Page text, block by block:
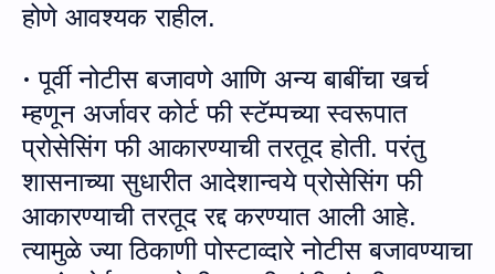
होणे आवश्‍यक राहील.
· पूर्वी नोटीस बजावणे आणि अन्‍य बाबींचा खर्च
म्‍हणून अर्जावर कोर्ट फी स्‍टॅम्‍पच्‍या स्‍वरूपात
प्रोसेसिंग फी आकारण्‍याची तरतूद होती. परंतु
शासनाच्‍या सुधारीत आदेशान्‍वये प्रोसेसिंग फी
आकारण्‍याची तरतूद रद्द करण्‍यात आली आहे.
त्‍यामुळेज्‍याठिकाणी पोस्‍टाव्‍दारे नोटीस बजावण्‍याचा